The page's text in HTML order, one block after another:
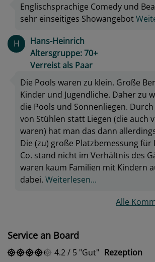
Englischsprachige Comedy und
sehr einseitiges Showangebot
H
Hans-Heinrich
Altersgruppe: 70+
Verreist als Paar
Die Pools waren zu klein. Große
Kinder und Jugendliche. Daher zu
die Pools und Sonnenliegen.
von Stühlen statt Liegen (die auch
waren) hat man das dann
Die (zu) große Platzbemessung für
Co. stand nicht im Verhältnis des
waren kaum Familien mit Kindern
dabei. Weiterlesen...
Alle
Service an Board
4.2/ 5 Gut Rezeption